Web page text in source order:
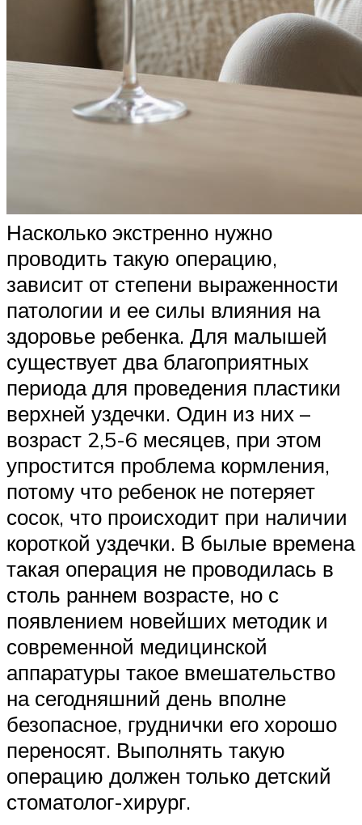
Насколько экстренно нужно
проводить такую операцию,
зависит от степени выраженности
патологии и ее силы влияния на
здоровье ребенка. Для малышей
существует два благоприятных
периода для проведения пластики
верхней уздечки. Один из них –
возраст 2,5-6 месяцев, при этом
упростится проблема кормления,
потому что ребенок не потеряет
сосок, что происходит при наличии
короткой уздечки. В былые времена
такая операция не проводилась в
столь раннем возрасте, но с
появлением новейших методик и
современной медицинской
аппаратуры такое вмешательство
на сегодняшний день вполне
безопасное, груднички его хорошо
переносят. Выполнять такую
операцию должен только детский
стоматолог-хирург.